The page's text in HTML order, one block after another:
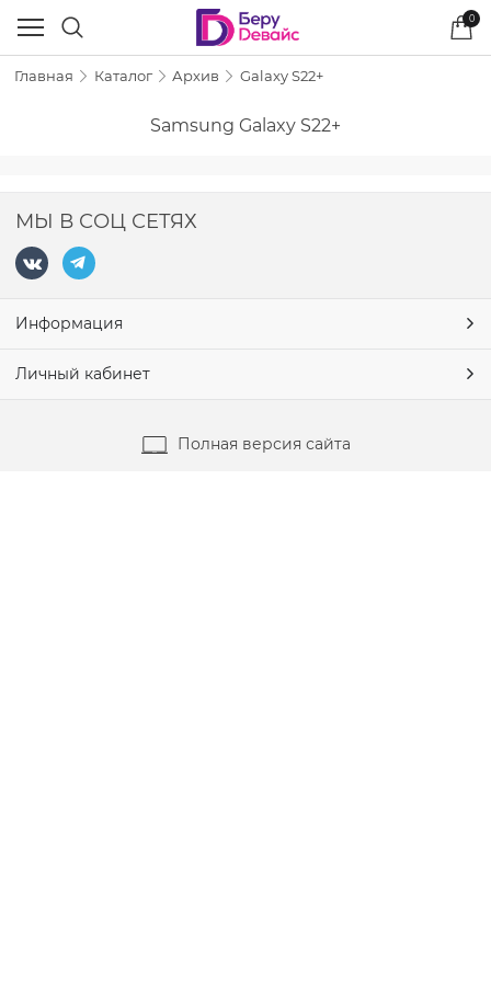
0
Главная Каталог Архив Galaxy S22+
Samsung Galaxy S22+
МЫ В СОЦ СЕТЯХ
Информация
Личный кабинет
Полная версия сайта